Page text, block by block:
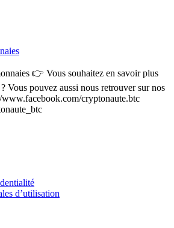
👉 Vous souhaitez en savoir plus
Vous pouvez aussi nous retrouver sur nos
www.facebook.com/cryptonaute.btc
d’utilisation